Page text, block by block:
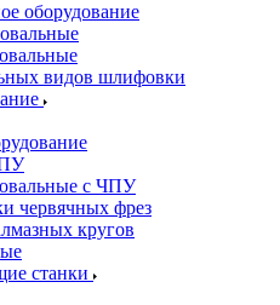
оборудование
видов шлифовки
с ЧПУ
червячных фрез
кругов
станки